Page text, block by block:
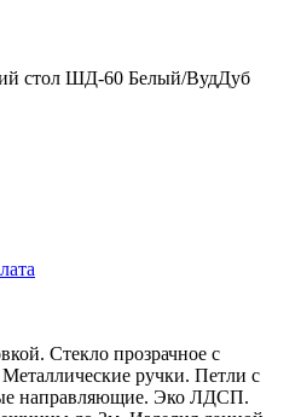
стол ШД-60 Белый/ВудДуб
Стекло прозрачное с
ручки. Петли с
направляющие. Эко ЛДСП.